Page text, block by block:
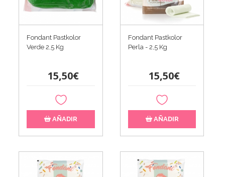
Fondant Pastkolor
Verde 2,5 Kg
15,50€
AÑADIR
Fondant Pastkolor
Perla - 2,5 Kg
15,50€
AÑADIR